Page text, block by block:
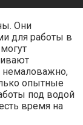
Они
для работы в
немаловажно,
опытные
под водой
время на